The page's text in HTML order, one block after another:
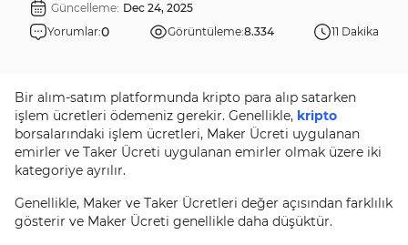
Güncelleme: Dec 24, 2025
Yorumlar:0 Görüntüleme:8.334 11 Dakika
Bir alım-satım platformunda kripto para alıp satarken
işlem ücretleri ödemeniz gerekir. Genellikle, kripto
borsalarındaki işlem ücretleri, Maker Ücreti uygulanan
emirler ve Taker Ücreti uygulanan emirler olmak üzere iki
kategoriye ayrılır.
Genellikle, Maker ve Taker Ücretleri değer açısından farklılık
gösterir ve Maker Ücreti genellikle daha düşüktür.